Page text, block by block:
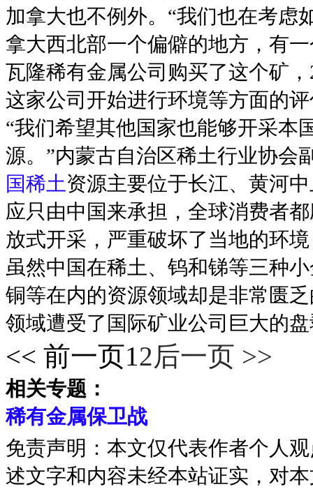
加拿大也不例外。“我们也在考虑
拿大西北部一个偏僻的地方，有
瓦隆稀有金属公司购买了这个矿
这家公司开始进行环境等方面的
“我们希望其他国家也能够开采本
源。”内蒙古自治区稀土行业协会
国稀土资源主要位于长江、黄河
应只由中国来承担，全球消费者
放式开采，严重破坏了当地的环
虽然中国在稀土、钨和锑等三种
铜等在内的资源领域却是非常匮
领域遭受了国际矿业公司巨大的
<< 前一页12后一页 >>
相关专题：
稀有金属保卫战
免责声明：本文仅代表作者个人
述文字和内容未经本站证实，对